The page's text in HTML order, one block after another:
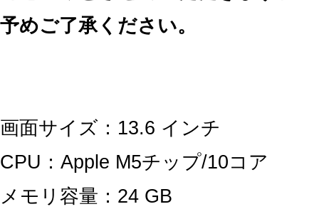
予めご了承ください。
画面サイズ：13.6 インチ
CPU：Apple M5チップ/10コア
メモリ容量：24 GB